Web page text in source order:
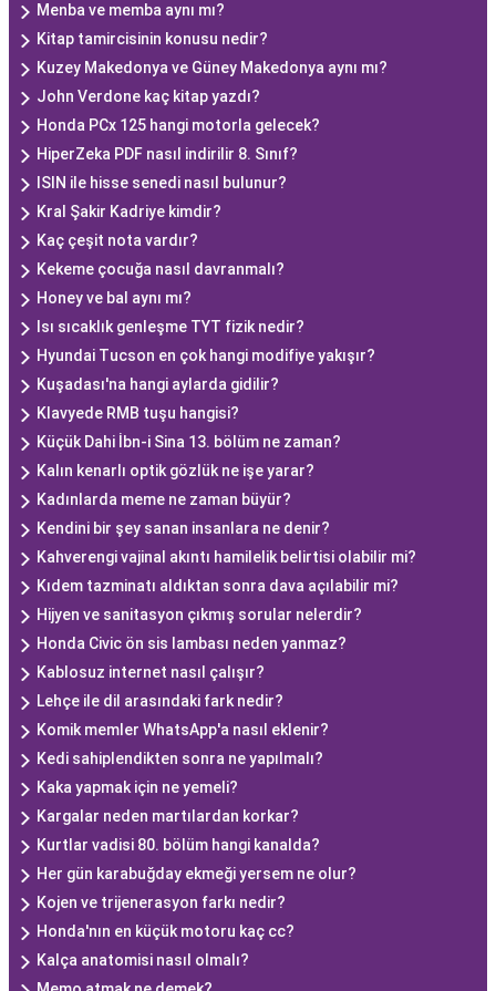
Menba ve memba aynı mı?
Kitap tamircisinin konusu nedir?
Kuzey Makedonya ve Güney Makedonya aynı mı?
John Verdone kaç kitap yazdı?
Honda PCx 125 hangi motorla gelecek?
HiperZeka PDF nasıl indirilir 8. Sınıf?
ISIN ile hisse senedi nasıl bulunur?
Kral Şakir Kadriye kimdir?
Kaç çeşit nota vardır?
Kekeme çocuğa nasıl davranmalı?
Honey ve bal aynı mı?
Isı sıcaklık genleşme TYT fizik nedir?
Hyundai Tucson en çok hangi modifiye yakışır?
Kuşadası'na hangi aylarda gidilir?
Klavyede RMB tuşu hangisi?
Küçük Dahi İbn-i Sina 13. bölüm ne zaman?
Kalın kenarlı optik gözlük ne işe yarar?
Kadınlarda meme ne zaman büyür?
Kendini bir şey sanan insanlara ne denir?
Kahverengi vajinal akıntı hamilelik belirtisi olabilir mi?
Kıdem tazminatı aldıktan sonra dava açılabilir mi?
Hijyen ve sanitasyon çıkmış sorular nelerdir?
Honda Civic ön sis lambası neden yanmaz?
Kablosuz internet nasıl çalışır?
Lehçe ile dil arasındaki fark nedir?
Komik memler WhatsApp'a nasıl eklenir?
Kedi sahiplendikten sonra ne yapılmalı?
Kaka yapmak için ne yemeli?
Kargalar neden martılardan korkar?
Kurtlar vadisi 80. bölüm hangi kanalda?
Her gün karabuğday ekmeği yersem ne olur?
Kojen ve trijenerasyon farkı nedir?
Honda'nın en küçük motoru kaç cc?
Kalça anatomisi nasıl olmalı?